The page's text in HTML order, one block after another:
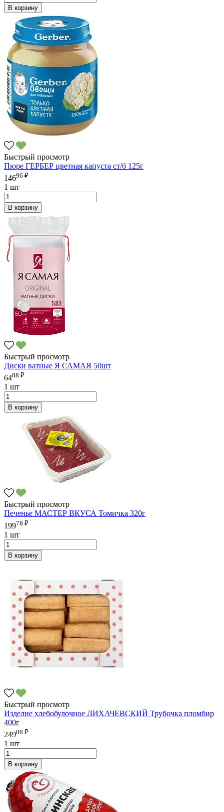
В корзину
Быстрый просмотр
Пюре ГЕРБЕР цветная капуста ст/б 125г
14696 ₽
1 шт
В корзину
Быстрый просмотр
Диски ватные Я САМАЯ 50шт
6488 ₽
1 шт
В корзину
Быстрый просмотр
Печенье МАСТЕР ВКУСА Томичка 320г
19978 ₽
1 шт
В корзину
Быстрый просмотр
Изделие хлебобулочное ЛИХАЧЕВСКИЙ Трубочка пломбир
400г
24988 ₽
1 шт
В корзину